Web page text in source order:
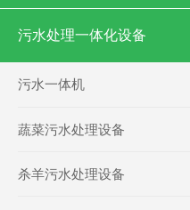
污水处理一体化设备
污水一体机
蔬菜污水处理设备
杀羊污水处理设备